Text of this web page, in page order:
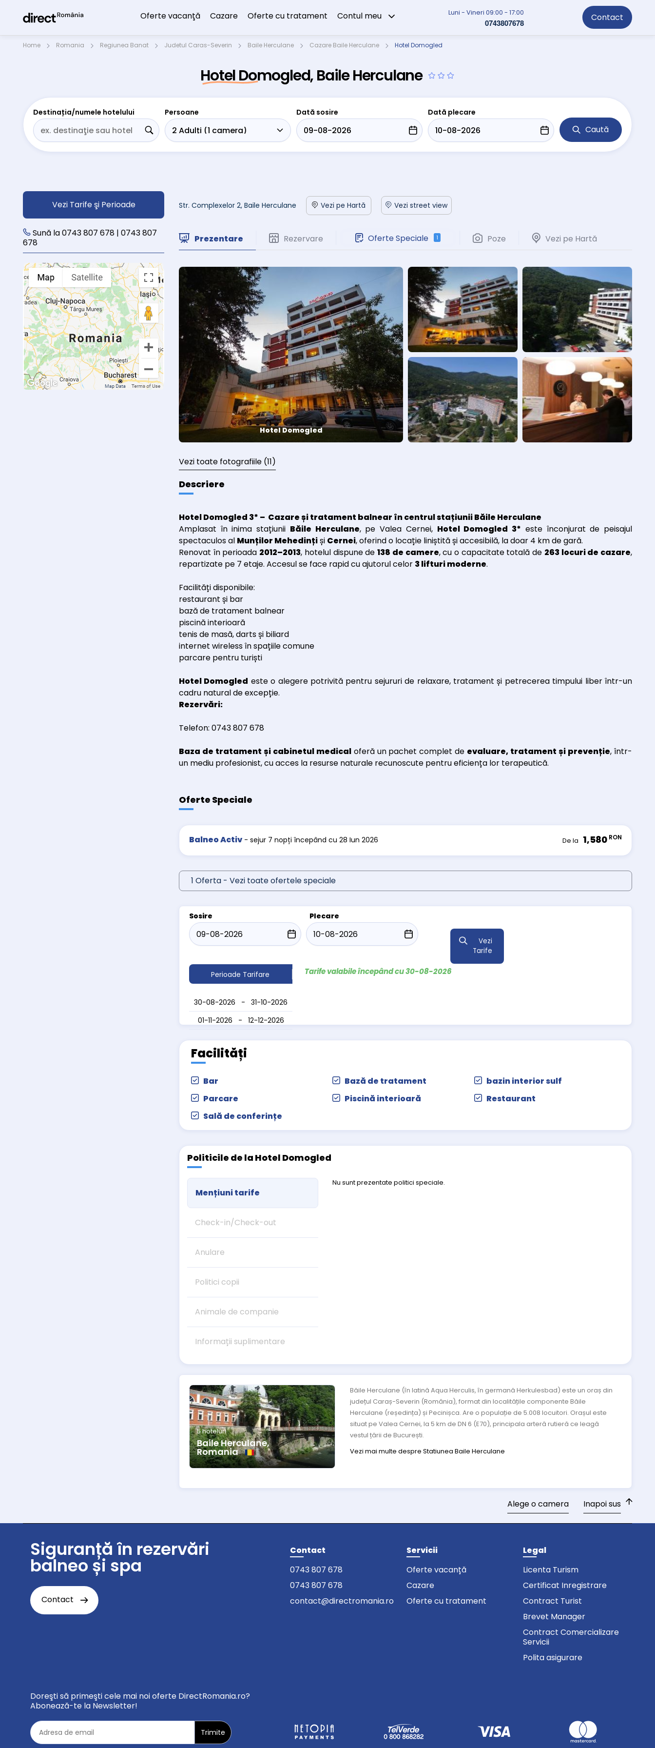
Oferte vacanţă Cazare Oferte cu tratament Contul meu Luni - Vineri 09:00 - 17:00
0743807678 Contact
Home Romania Regiunea Banat Judetul Caras-Severin Baile Herculane Cazare Baile Herculane Hotel Domogled
Hotel Domogled, Baile Herculane
Destinația/numele hotelului Persoane Dată sosire Dată plecare
Caută
Vezi Tarife şi Perioade
Sună la 0743 807 678 | 0743 807
678
Str. Complexelor 2, Baile Herculane Vezi pe Hartă Vezi street view
Prezentare Rezervare Oferte Speciale 1 Poze Vezi pe Hartă
Hotel Domogled
Vezi toate fotografiile (11)
Descriere
Hotel Domogled 3* – Cazareși tratament balnear în centrul stațiunii Băile Herculane
Amplasat în inima stațiunii Băile Herculane, pe Valea Cernei, Hotel Domogled 3* este înconjurat de peisajul
spectaculos al Munților Mehedințiși Cernei, oferind o locație liniștită și accesibilă, la doar 4 km de gară.
Renovat în perioada 2012–2013, hotelul dispune de138 de camere, cu o capacitate totală de 263 locuri de cazare,
repartizate pe 7 etaje. Accesul se face rapid cu ajutorul celor 3 lifturi moderne.
Facilități disponibile:
restaurant și bar
bază de tratament balnear
piscină interioară
tenis de masă, darts și biliard
internet wireless în spațiile comune
parcare pentru turiști
Hotel Domogled este o alegere potrivită pentru sejururi de relaxare, tratament și petrecerea timpului liber într-un
cadru natural de excepție.
Rezervări:
Telefon: 0743 807 678
Baza de tratament și cabinetul medicaloferă un pachet complet de evaluare, tratament și prevenție, într-
un mediu profesionist, cu acces la resurse naturale recunoscute pentru eficiența lor terapeutică.
Oferte Speciale
Balneo Activ - sejur 7 nopți începând cu 28 Iun 2026 De la 1,580 RON
1 Oferta - Vezi toate ofertele speciale
Sosire Plecare
Vezi
Tarife
Perioade Tarifare
30-08-2026 - 31-10-2026
01-11-2026 - 12-12-2026
Tarife valabile începând cu 30-08-2026
Facilități
Bar Bază de tratament
bazin interior sulf
Parcare
Piscină interioară
Restaurant
Sală de conferințe
Politicile de la Hotel Domogled
Mențiuni tarife
Check-in/Check-out
Anulare
Politici copii
Animale de companie
Informații suplimentare
Nu sunt prezentate politici speciale.
Baile Herculane,
Romania
5 hoteluri
Băile Herculane (în latină Aqua Herculis, în germană Herkulesbad) este un oraș din
județul Caraș-Severin (România), format din localitățile componente Băile
Herculane (reședința) și Pecinișca. Are o populație de 5.008 locuitori. Orașul este
situat pe Valea Cernei, la 5 km de DN 6 (E70), principala arteră rutieră ce leagă
vestul țării de București.
Vezi mai multe despre Statiunea Baile Herculane
Inapoi sus
Alege o camera
Siguranță în rezervări
balneo și spa
Contact
Contact
0743 807 678
0743 807 678
contact@directromania.ro
Servicii
Oferte vacanță
Cazare
Oferte cu tratament
Legal
Licenta Turism
Certificat Inregistrare
Contract Turist
Brevet Manager
Contract Comercializare
Servicii
Polita asigurare
Doreşti să primeşti cele mai noi oferte DirectRomania.ro?
Abonează-te la Newsletter!